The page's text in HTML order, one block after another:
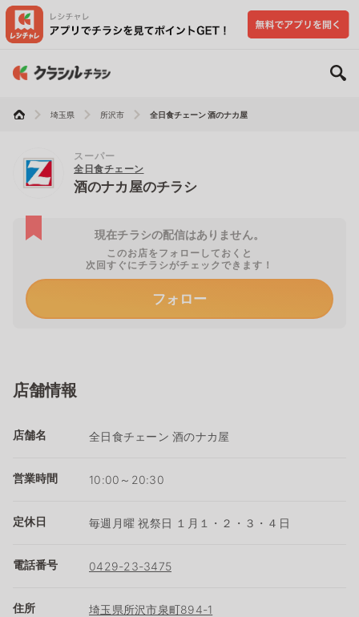
埼玉県 所沢市 全日食チェーン 酒のナカ屋
スーパー
全日食チェーン
酒のナカ屋のチラシ
現在チラシの配信はありません。
このお店をフォローしておくと
次回すぐにチラシがチェックできます！
フォロー
店舗情報
店舗名 全日食チェーン 酒のナカ屋
営業時間 10:00～20:30
定休日 毎週月曜 祝祭日 １月１・２・３・４日
電話番号 0429-23-3475
住所 埼玉県所沢市泉町894-1